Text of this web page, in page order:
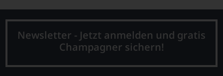
Newsletter - Jetzt anmelden und gratis
Champagner sichern!